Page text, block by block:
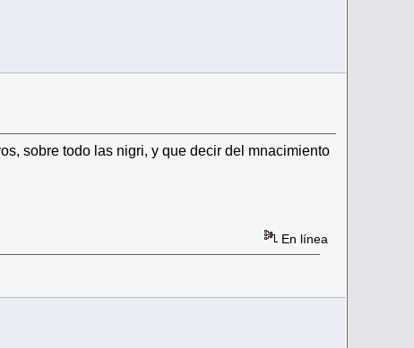
sobre todo las nigri, y que decir del mnacimiento
En línea